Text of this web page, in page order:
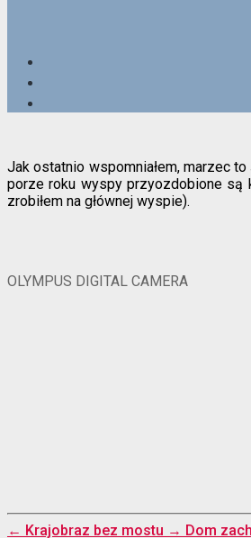
Jak ostatnio wspomniałem, marzec
porze roku wyspy przyozdobione są
zrobiłem na głównej wyspie).
OLYMPUS DIGITAL CAMERA
← Krajobraz bez mostu → Dom